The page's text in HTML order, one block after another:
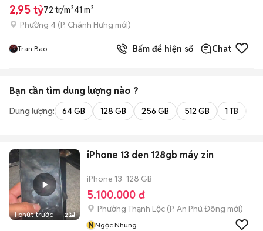
2,95 tỷ72 tr/m²41 m²
Phường 4 (P. Chánh Hưng mới)
Tran Bao Bấm để hiện số Chat
Bạn cần tìm dung lượng nào ?
Dung lượng: 64 GB 128 GB 256 GB 512 GB 1 TB
1 phút trước 2
iPhone 13 den 128gb máy zin
iPhone 13 128 GB
5.100.000 đ
Phường Thạnh Lộc (P. An Phú Đông mới)
NNgọc Nhung